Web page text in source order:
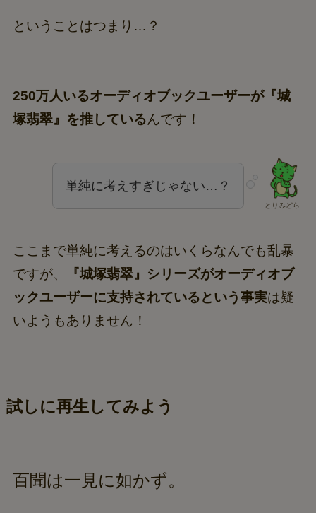
ということはつまり…？
250万人いるオーディオブックユーザーが『城
塚翡翠』を推しているんです！
とりみどら
単純に考えすぎじゃない…？
ここまで単純に考えるのはいくらなんでも乱暴
ですが、
『城塚翡翠』シリーズがオーディオブ
ックユーザーに支持されているという事実は疑
いようもありません！
試しに再生してみよう
百聞は一見に如かず。